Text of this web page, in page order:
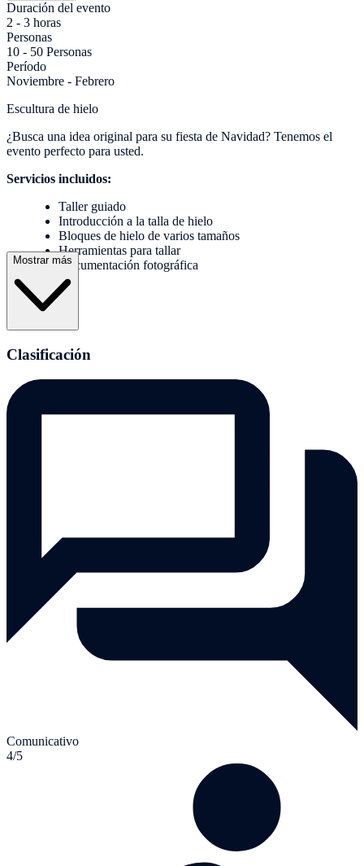
Duración del evento
2 - 3 horas
Personas
10 - 50 Personas
Período
Noviembre - Febrero
Escultura de hielo
¿Busca una idea original para su fiesta de Navidad? Tenemos el
evento perfecto para usted.
Servicios incluidos:
Taller guiado
Introducción a la talla de hielo
Bloques de hielo de varios tamaños
Herramientas para tallar
Documentación fotográfica
Mostrar más
Clasificación
Comunicativo
4/5